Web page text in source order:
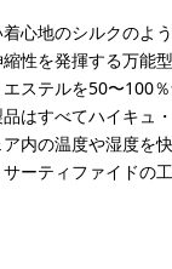
心地のシルクのよう
性を発揮する万能
ステルを50〜100
はすべてハイキュ
内の温度や湿度を
ーティファイドの